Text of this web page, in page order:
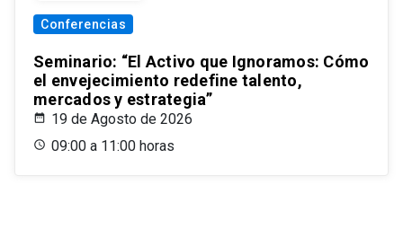
Conferencias
Seminario: “El Activo que Ignoramos: Cómo
el envejecimiento redefine talento,
mercados y estrategia”
19 de Agosto de 2026
09:00 a 11:00 horas